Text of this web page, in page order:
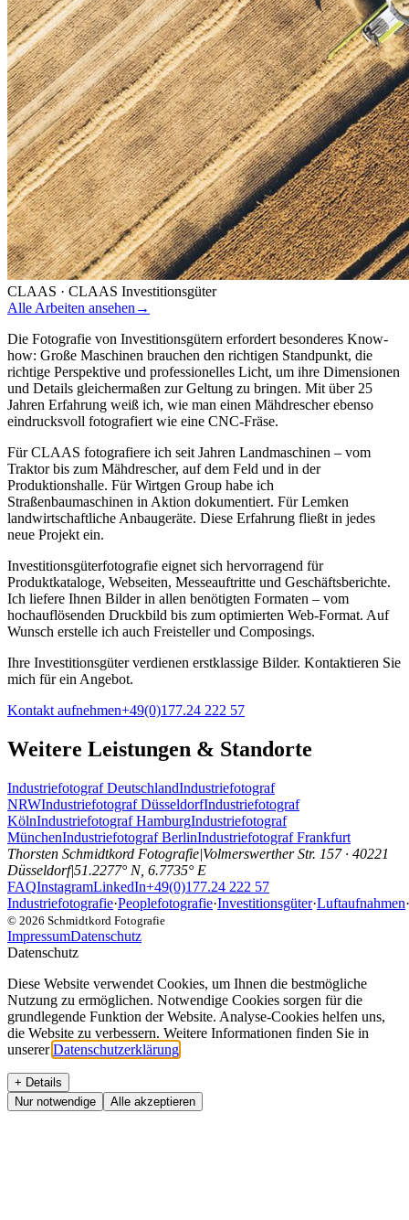
CLAAS · CLAAS Investitionsgüter
Alle Arbeiten ansehen→
Die Fotografie von Investitionsgütern erfordert besonderes Know-
how: Große Maschinen brauchen den richtigen Standpunkt, die
richtige Perspektive und professionelles Licht, um ihre Dimensionen
und Details gleichermaßen zur Geltung zu bringen. Mit über 25
Jahren Erfahrung weiß ich, wie man einen Mähdrescher ebenso
eindrucksvoll fotografiert wie eine CNC-Fräse.
Für CLAAS fotografiere ich seit Jahren Landmaschinen – vom
Traktor bis zum Mähdrescher, auf dem Feld und in der
Produktionshalle. Für Wirtgen Group habe ich
Straßenbaumaschinen in Aktion dokumentiert. Für Lemken
landwirtschaftliche Anbaugeräte. Diese Erfahrung fließt in jedes
neue Projekt ein.
Investitionsgüterfotografie eignet sich hervorragend für
Produktkataloge, Webseiten, Messeauftritte und Geschäftsberichte.
Ich liefere Ihnen Bilder in allen benötigten Formaten – vom
hochauflösenden Druckbild bis zum optimierten Web-Format. Auf
Wunsch erstelle ich auch Freisteller und Composings.
Ihre Investitionsgüter verdienen erstklassige Bilder. Kontaktieren Sie
mich für ein Angebot.
Kontakt aufnehmen+49(0)177.24 222 57
Weitere Leistungen & Standorte
Industriefotograf DeutschlandIndustriefotograf
NRWIndustriefotograf DüsseldorfIndustriefotograf
KölnIndustriefotograf HamburgIndustriefotograf
MünchenIndustriefotograf BerlinIndustriefotograf Frankfurt
Thorsten Schmidtkord Fotografie|Volmerswerther Str. 157 · 40221
Düsseldorf|51.2277° N, 6.7735° E
FAQInstagramLinkedIn+49(0)177.24 222 57
Industriefotografie·Peoplefotografie·Investitionsgüter·Luftaufnahmen·
© 2026 Schmidtkord Fotografie
ImpressumDatenschutz
Datenschutz
Diese Website verwendet Cookies, um Ihnen die bestmögliche
Nutzung zu ermöglichen. Notwendige Cookies sorgen für die
grundlegende Funktion der Website. Analyse-Cookies helfen uns,
die Website zu verbessern. Weitere Informationen finden Sie in
unserer Datenschutzerklärung
+ Details
Nur notwendige
Alle akzeptieren